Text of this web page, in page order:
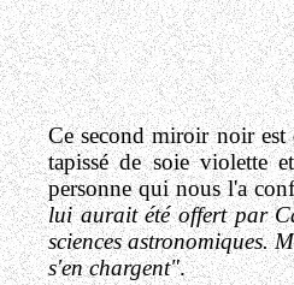
Ce second miroir noir
tapissé de soie violette
personne qui nous l'a
lui aurait été offert par
sciences astronomiques.
s'en chargent".